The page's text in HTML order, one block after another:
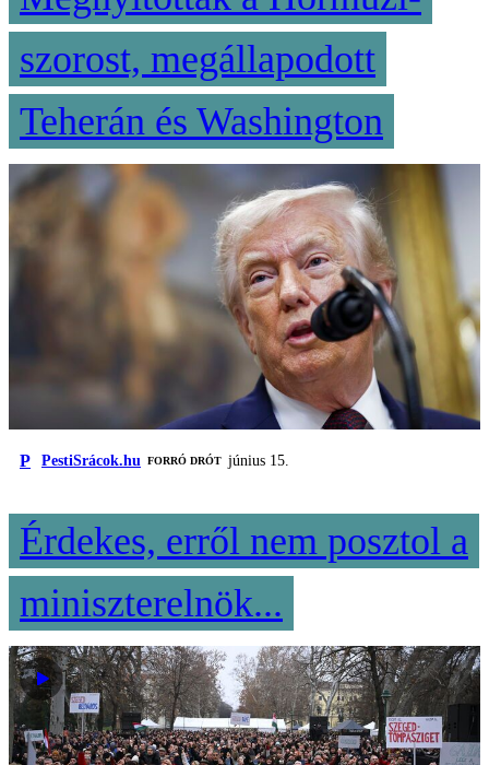
szorost, megállapodott
Teherán és Washington
P PestiSrácok.hu FORRÓ DRÓT június 15.
Érdekes, erről nem posztol a
miniszterelnök...